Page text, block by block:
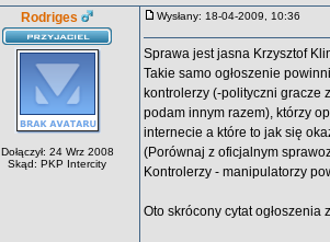
Rodriges
Dołączył: 24 Wrz 2008
Skąd: PKP Intercity
Wysłany: 18-04-2009, 10:36
Sprawa jest jasna Krzysztof
Takie samo ogłoszenie
kontrolerzy (-polityczni gracze
podam innym razem), którzy
internecie a które to jak się
(Porównaj z oficjalnym
Kontrolerzy - manipulatorzy
Oto skrócony cytat ogłoszenia